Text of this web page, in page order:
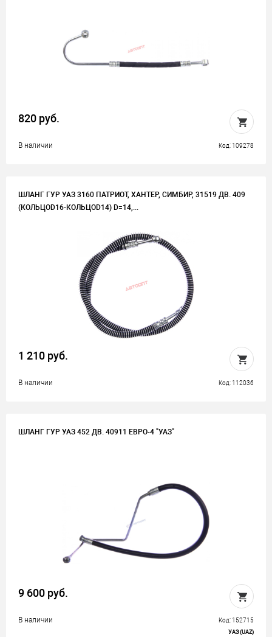
820 руб.
В наличии Код: 109278
ШЛАНГ ГУР УАЗ 3160 ПАТРИОТ, ХАНТЕР, СИМБИР, 31519 ДВ. 409
(КОЛЬЦОD16-КОЛЬЦОD14) D=14,...
1 210 руб.
В наличии Код: 112036
ШЛАНГ ГУР УАЗ 452 ДВ. 40911 ЕВРО-4 "УАЗ"
9 600 руб.
В наличии Код: 152715
УАЗ (UAZ)